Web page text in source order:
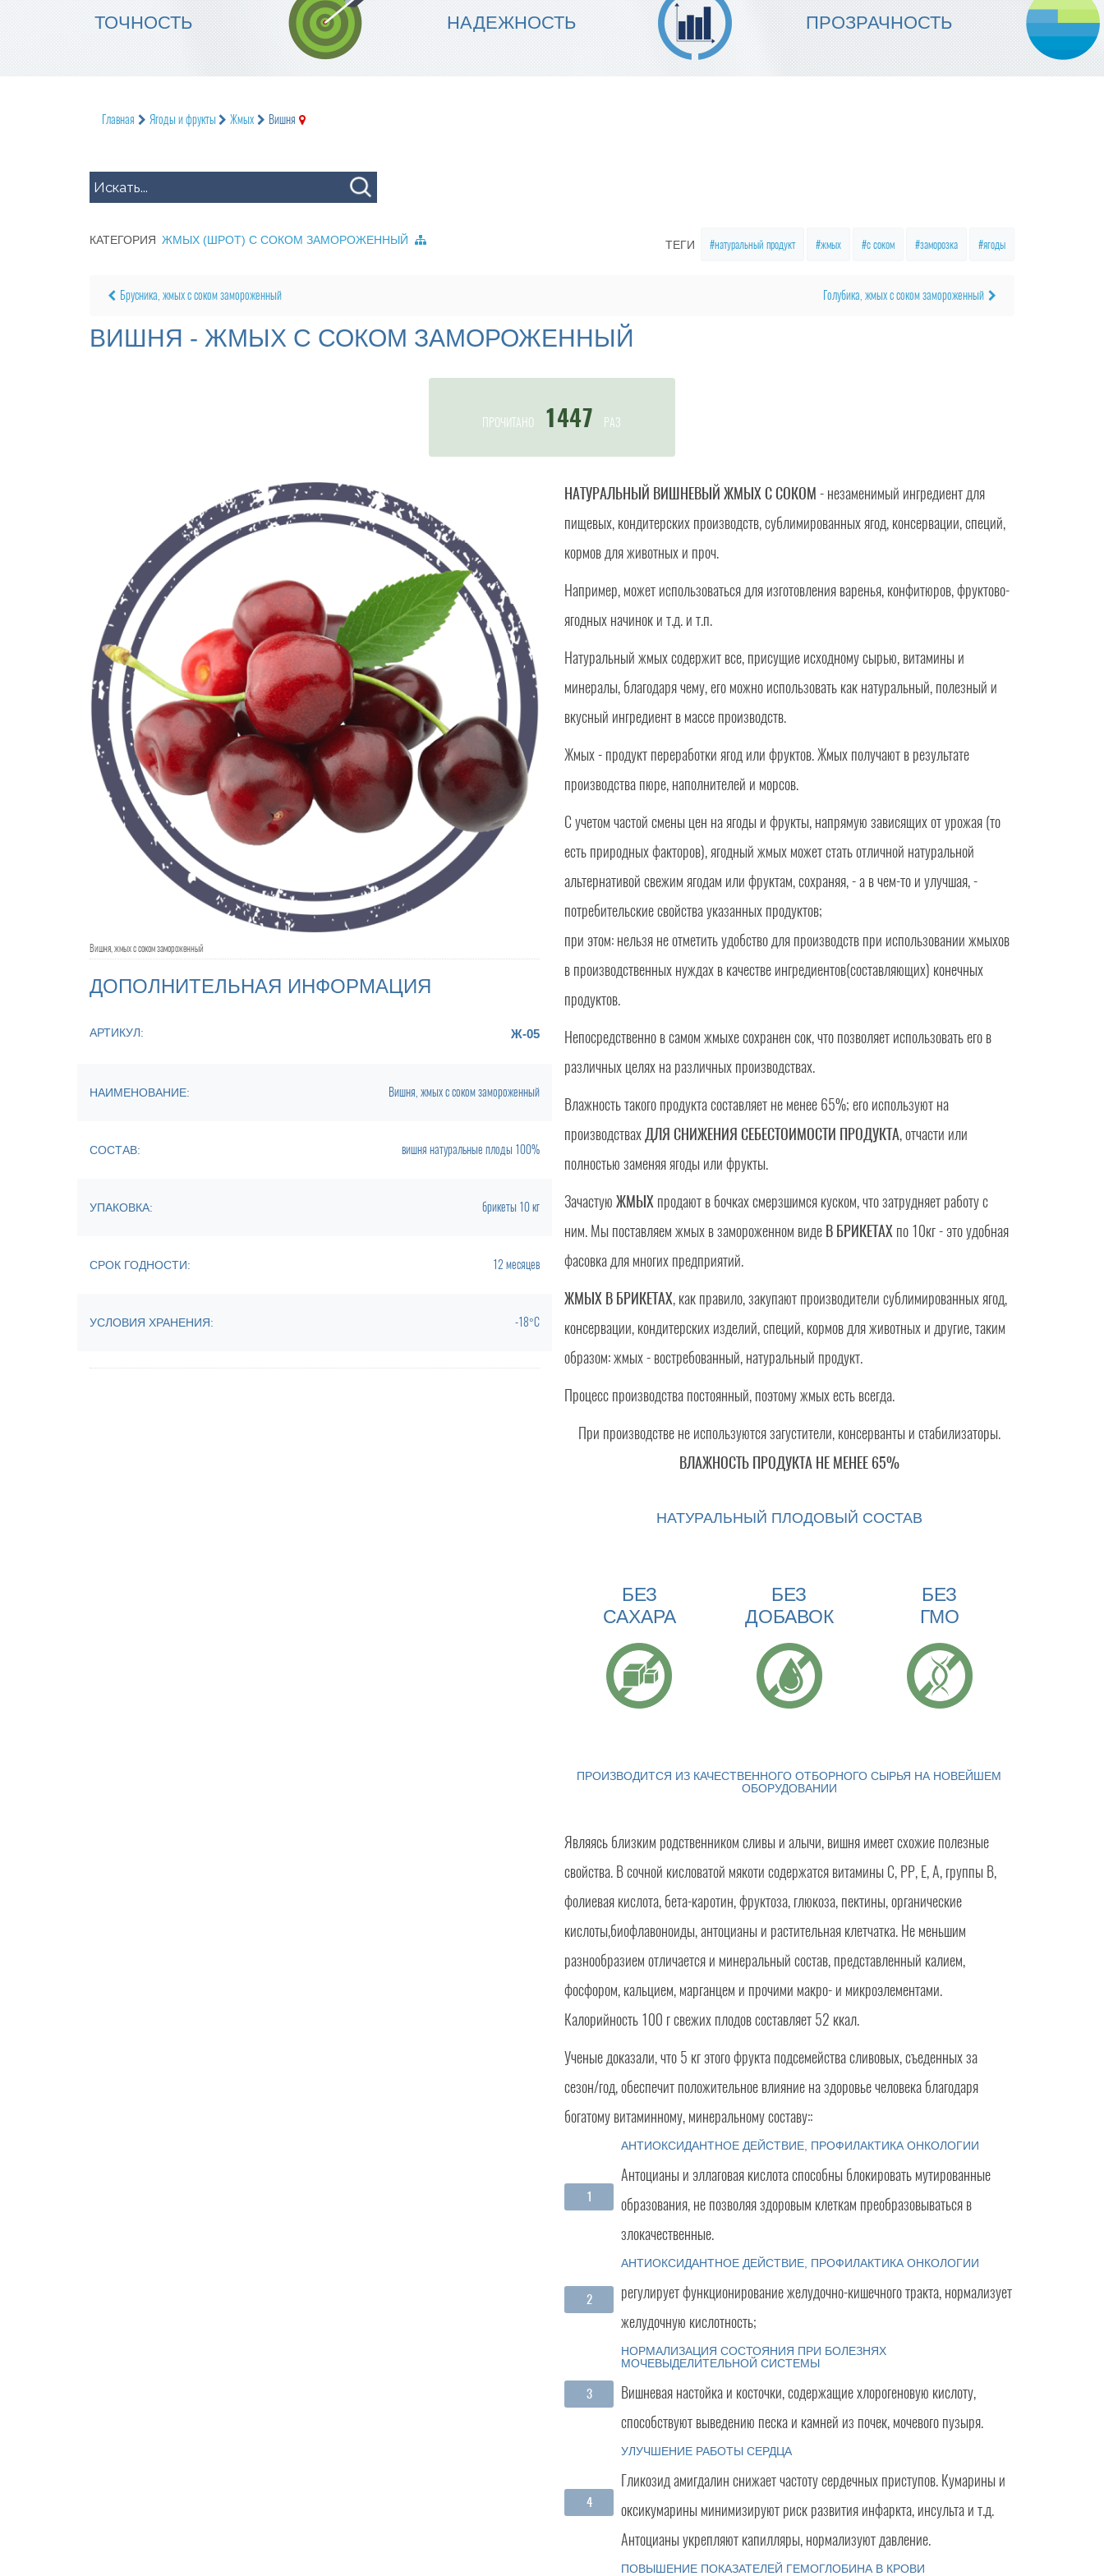
ТОЧНОСТЬ
МЫ ГАРАНТИРУЕМ ТОЧНОСТЬ
ИСПОЛНЕНИЯ
НАДЕЖНОСТЬ
МЫ ОБЕСПЕЧИВАЕМ
НАДЕЖНОСТЬ ИСПОЛНЕНИЯ
ПРОЗРАЧНОСТЬ
Главная Ягоды и фрукты Жмых Вишня
КАТЕГОРИЯ ЖМЫХ (ШРОТ) С СОКОМ ЗАМОРОЖЕННЫЙ ТЕГИ натуральный продукт жмых с соком заморозка ягоды
Брусника, жмых с соком замороженный Голубика, жмых с соком замороженный
ВИШНЯ - ЖМЫХ С СОКОМ ЗАМОРОЖЕННЫЙ
ПРОЧИТАНО 1447 РАЗ
Вишня, жмых с соком замороженный
ДОПОЛНИТЕЛЬНАЯ ИНФОРМАЦИЯ
АРТИКУЛ: Ж-05
НАИМЕНОВАНИЕ: Вишня, жмых с соком замороженный
СОСТАВ: вишня натуральные плоды 100%
УПАКОВКА: брикеты 10 кг
СРОК ГОДНОСТИ: 12 месяцев
УСЛОВИЯ ХРАНЕНИЯ: -18°C
НАТУРАЛЬНЫЙ ВИШНЕВЫЙ ЖМЫХ С СОКОМ - незаменимый ингредиент для
пищевых, кондитерских производств, сублимированных ягод, консервации, специй,
кормов для животных и проч.
Например, может использоваться для изготовления варенья, конфитюров, фруктово-
ягодных начинок и т.д. и т.п.
Натуральный жмых содержит все, присущие исходному сырью, витамины и
минералы, благодаря чему, его можно использовать как натуральный, полезный и
вкусный ингредиент в массе производств.
Жмых - продукт переработки ягод или фруктов. Жмых получают в результате
производства пюре, наполнителей и морсов.
С учетом частой смены цен на ягоды и фрукты, напрямую зависящих от урожая (то
есть природных факторов), ягодный жмых может стать отличной натуральной
альтернативой свежим ягодам или фруктам, сохраняя, - а в чем-то и улучшая, -
потребительские свойства указанных продуктов;
при этом: нельзя не отметить удобство для производств при использовании жмыхов
в производственных нуждах в качестве ингредиентов(составляющих) конечных
продуктов.
Непосредственно в самом жмыхе сохранен сок, что позволяет использовать его в
различных целях на различных производствах.
Влажность такого продукта составляет не менее 65%; его используют на
производствах ДЛЯ СНИЖЕНИЯ СЕБЕСТОИМОСТИ ПРОДУКТА, отчасти или
полностью заменяя ягоды или фрукты.
Зачастую ЖМЫХ продают в бочках смерзшимся куском, что затрудняет работу с
ним. Мы поставляем жмых в замороженном виде В БРИКЕТАХ по 10кг - это удобная
фасовка для многих предприятий.
ЖМЫХ В БРИКЕТАХ, как правило, закупают производители сублимированных ягод,
консервации, кондитерских изделий, специй, кормов для животных и другие, таким
образом: жмых - востребованный, натуральный продукт.
Процесс производства постоянный, поэтому жмых есть всегда.
При производстве не используются загустители, консерванты и стабилизаторы.
ВЛАЖНОСТЬ ПРОДУКТА НЕ МЕНЕЕ 65%
НАТУРАЛЬНЫЙ ПЛОДОВЫЙ СОСТАВ
БЕЗ
САХАРА
БЕЗ
ДОБАВОК
БЕЗ
ГМО
ПРОИЗВОДИТСЯ ИЗ КАЧЕСТВЕННОГО ОТБОРНОГО СЫРЬЯ НА НОВЕЙШЕМ
ОБОРУДОВАНИИ
Являясь близким родственником сливы и алычи, вишня имеет схожие полезные
свойства. В сочной кисловатой мякоти содержатся витамины С, РР, Е, А, группы В,
фолиевая кислота, бета-каротин, фруктоза, глюкоза, пектины, органические
кислоты,биофлавоноиды, антоцианы и растительная клетчатка. Не меньшим
разнообразием отличается и минеральный состав, представленный калием,
фосфором, кальцием, марганцем и прочими макро- и микроэлементами.
Калорийность 100 г свежих плодов составляет 52 ккал.
Ученые доказали, что 5 кг этого фрукта подсемейства сливовых, съеденных за
сезон/год, обеспечит положительное влияние на здоровье человека благодаря
богатому витаминному, минеральному составу::
АНТИОКСИДАНТНОЕ ДЕЙСТВИЕ, ПРОФИЛАКТИКА ОНКОЛОГИИ
Антоцианы и эллаговая кислота способны блокировать мутированные
образования, не позволяя здоровым клеткам преобразовываться в
злокачественные.
АНТИОКСИДАНТНОЕ ДЕЙСТВИЕ, ПРОФИЛАКТИКА ОНКОЛОГИИ
регулирует функционирование желудочно-кишечного тракта, нормализует
желудочную кислотность;
НОРМАЛИЗАЦИЯ СОСТОЯНИЯ ПРИ БОЛЕЗНЯХ
МОЧЕВЫДЕЛИТЕЛЬНОЙ СИСТЕМЫ
Вишневая настойка и косточки, содержащие хлорогеновую кислоту,
способствуют выведению песка и камней из почек, мочевого пузыря.
УЛУЧШЕНИЕ РАБОТЫ СЕРДЦА
Гликозид амигдалин снижает частоту сердечных приступов. Кумарины и
оксикумарины минимизируют риск развития инфаркта, инсульта и т.д.
Антоцианы укрепляют капилляры, нормализуют давление.
ПОВЫШЕНИЕ ПОКАЗАТЕЛЕЙ ГЕМОГЛОБИНА В КРОВИ